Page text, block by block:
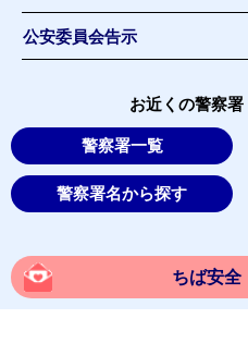
公安委員会告示
お近くの警察
警察署一覧
警察署名から探す
ちば安全